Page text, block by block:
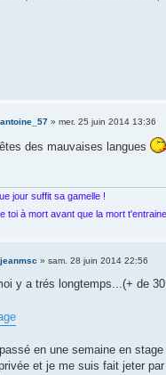
antoine_57» mer. 25 juin 2014 13:36
des mauvaises langues
jour suffit sa gamelle !
toi à mort avant que la mort t'entraine
jeanmsc » sam. 28 juin 2014 22:56
y a trés longtemps...(+ de
en une semaine en
et je me suis fait jeter